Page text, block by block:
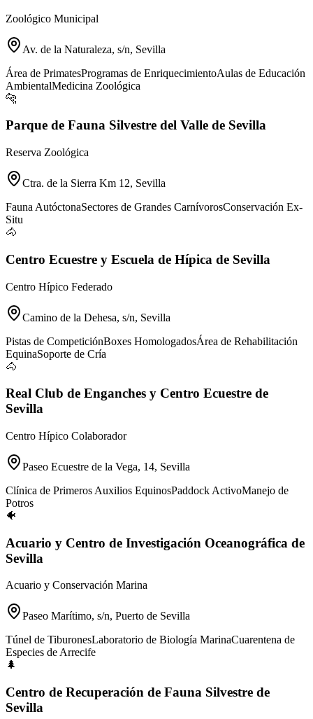
Zoológico Municipal
Av. de la Naturaleza, s/n, Sevilla
Área de PrimatesProgramas de EnriquecimientoAulas de Educación
AmbientalMedicina Zoológica
🐆
Parque de Fauna Silvestre del Valle de Sevilla
Reserva Zoológica
Ctra. de la Sierra Km 12, Sevilla
Fauna AutóctonaSectores de Grandes CarnívorosConservación Ex-
Situ
🐴
Centro Ecuestre y Escuela de Hípica de Sevilla
Centro Hípico Federado
Camino de la Dehesa, s/n, Sevilla
Pistas de CompeticiónBoxes HomologadosÁrea de Rehabilitación
EquinaSoporte de Cría
🐴
Real Club de Enganches y Centro Ecuestre de
Sevilla
Centro Hípico Colaborador
Paseo Ecuestre de la Vega, 14, Sevilla
Clínica de Primeros Auxilios EquinosPaddock ActivoManejo de
Potros
🐠
Acuario y Centro de Investigación Oceanográfica de
Sevilla
Acuario y Conservación Marina
Paseo Marítimo, s/n, Puerto de Sevilla
Túnel de TiburonesLaboratorio de Biología MarinaCuarentena de
Especies de Arrecife
🌲
Centro de Recuperación de Fauna Silvestre de
Sevilla